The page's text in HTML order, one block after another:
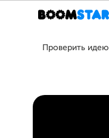
Проверить идею